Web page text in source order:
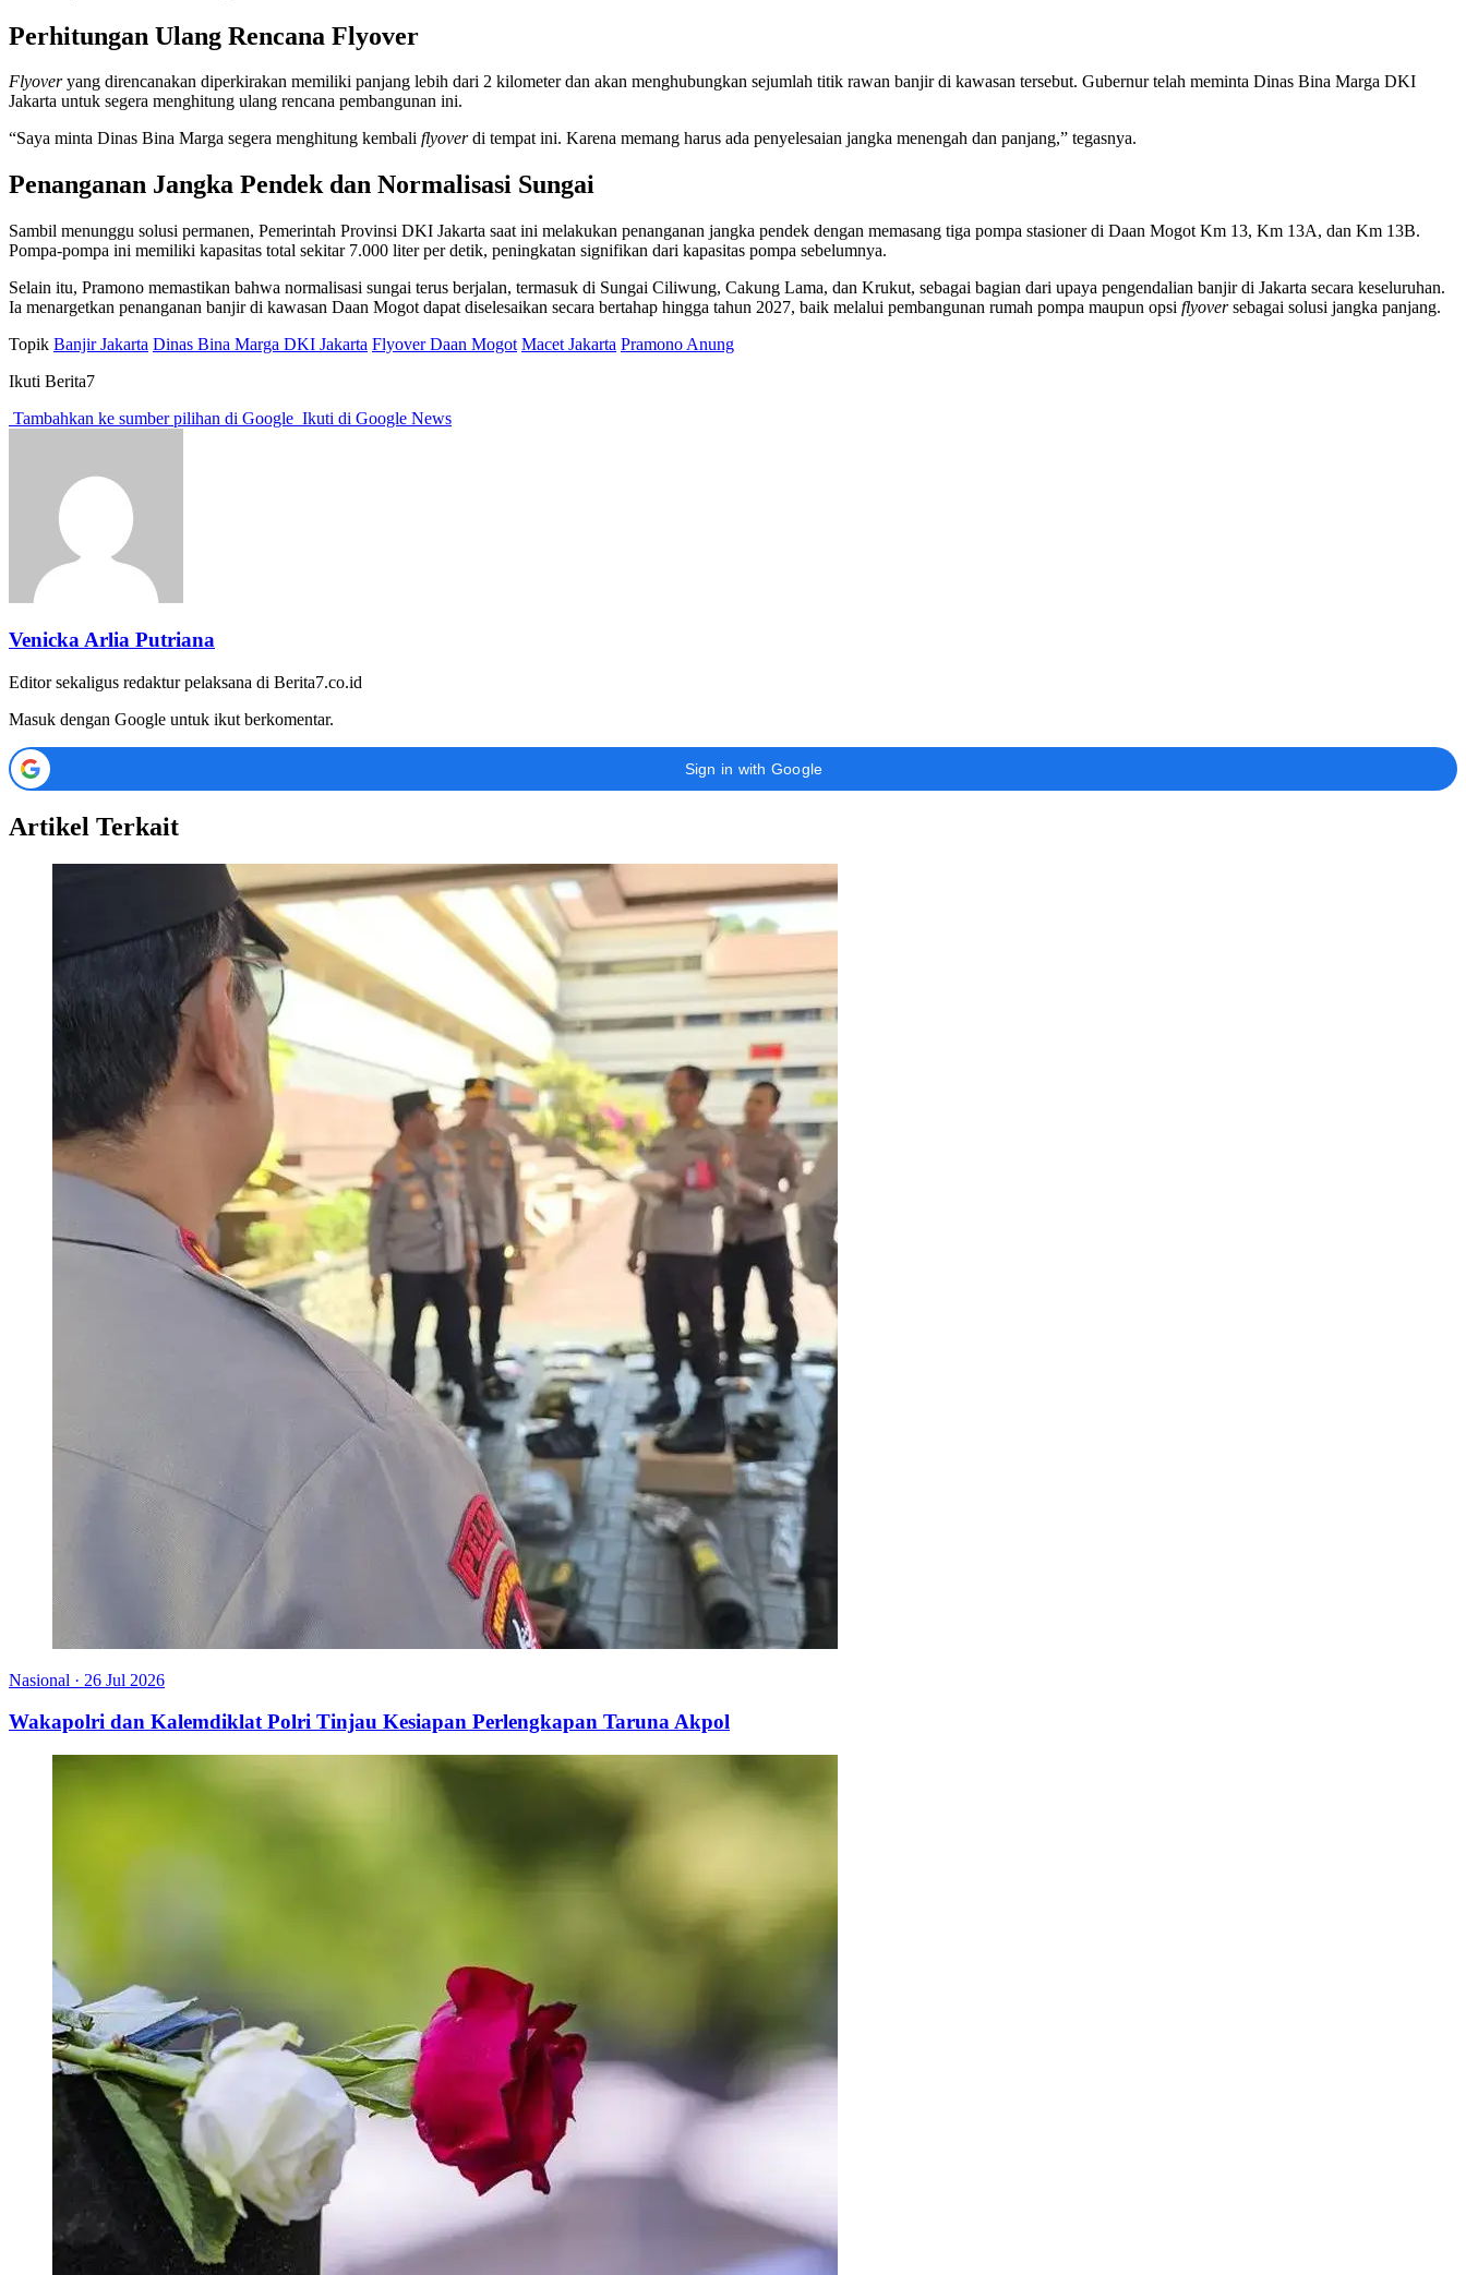
Perhitungan Ulang Rencana Flyover
Flyoveryang direncanakan diperkirakan memiliki panjang lebih dari 2 kilometer dan akan menghubungkan sejumlah titik rawan banjir di kawasan tersebut. Gubernur telah meminta Dinas Bina Marga DKI
Jakarta untuk segera menghitung ulang rencana pembangunan ini.
“Saya minta Dinas Bina Marga segera menghitung kembali flyoverdi tempat ini. Karena memang harus ada penyelesaian jangka menengah dan panjang,” tegasnya.
Penanganan Jangka Pendek dan Normalisasi Sungai
Sambil menunggu solusi permanen, Pemerintah Provinsi DKI Jakarta saat ini melakukan penanganan jangka pendek dengan memasang tiga pompa stasioner di Daan Mogot Km 13, Km 13A, dan Km 13B.
Pompa-pompa ini memiliki kapasitas total sekitar 7.000 liter per detik, peningkatan signifikan dari kapasitas pompa sebelumnya.
Selain itu, Pramono memastikan bahwa normalisasi sungai terus berjalan, termasuk di Sungai Ciliwung, Cakung Lama, dan Krukut, sebagai bagian dari upaya pengendalian banjir di Jakarta secara keseluruhan.
Ia menargetkan penanganan banjir di kawasan Daan Mogot dapat diselesaikan secara bertahap hingga tahun 2027, baik melalui pembangunan rumah pompa maupun opsi flyoversebagai solusi jangka panjang.
Topik Banjir Jakarta Dinas Bina Marga DKI Jakarta Flyover Daan Mogot Macet Jakarta Pramono Anung
Ikuti Berita7
Tambahkan ke sumber pilihan di Google Ikuti di Google News
Venicka Arlia Putriana
Editor sekaligus redaktur pelaksana di Berita7.co.id
Masuk dengan Google untuk ikut berkomentar.
Sign in with Google
Artikel Terkait
Nasional · 26 Jul 2026
Wakapolri dan Kalemdiklat Polri Tinjau Kesiapan Perlengkapan Taruna Akpol